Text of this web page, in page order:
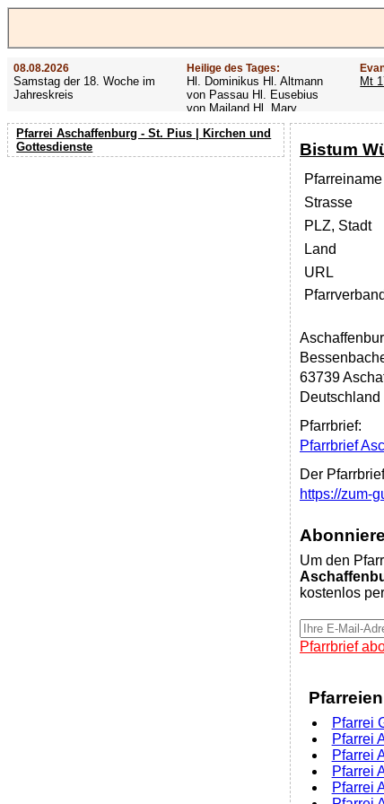
08.08.2026
Samstag der 18. Woche im
Jahreskreis
Heilige des Tages:
Hl. Dominikus Hl. Altmann
von Passau Hl. Eusebius
von Mailand Hl. Mary
MacKillop Hl. Cyriakus Hl.
Hildiger Vierzehn heilige
Nothelfer Hl. Famian Hl.
Mt
Pfarrei Aschaffenburg - St. Pius | Kirchen und
Gottesdienste
Bistum
Pfarreiname
Strasse
PLZ, Stadt
Land
URL
Pfarrverband
63739
Deutschland
Pfarrbrief:
Pfarrbrief
Der
https://zum-
Um den
kostenlos
Pfarrbrief
Pfarrei
Pfarrei
Pfarrei
Pfarrei
Pfarrei